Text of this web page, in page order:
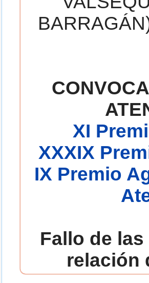
XI
XXXIX
IX Premio
Fallo de
relación